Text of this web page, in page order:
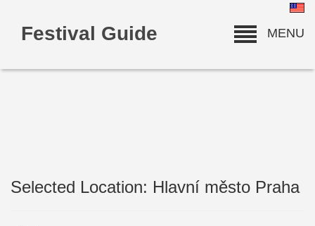
Festival Guide MENU
deneme bonusu
Selected Location: Hlavní město Praha